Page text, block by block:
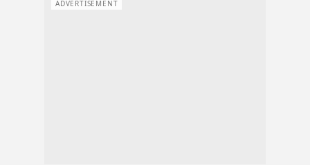
ADVERTISEMENT